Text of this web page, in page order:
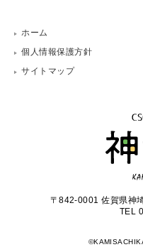
ホーム
個人情報保護方針
サイトマップ
〒842-0001 佐賀県神
TEL